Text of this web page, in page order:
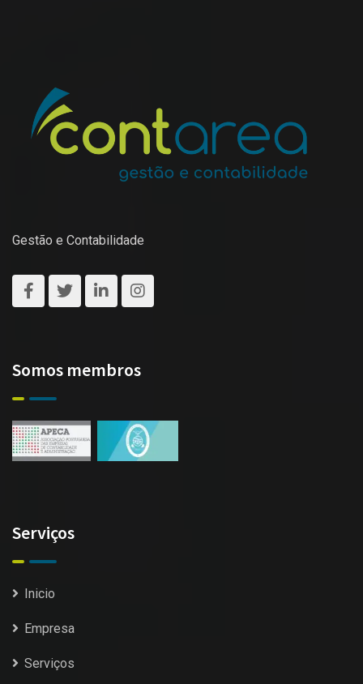
Gestão e Contabilidade
Somos membros
Serviços
Inicio
Empresa
Serviços